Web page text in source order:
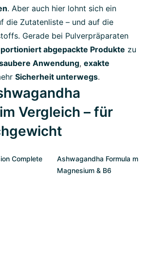
. Aber auch hier lohnt sich ein
die Zutatenliste – und auf die
Gerade bei Pulverpräparaten
portioniert abgepackte Produkte zu
Anwendung, exakte
Sicherheit unterwegs.
Vergleich – für
Complete
Ashwagandha Formula mit
Magnesium & B6